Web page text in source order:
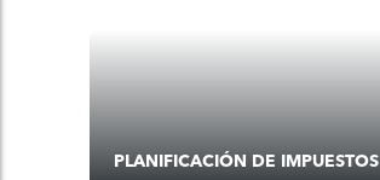
PLANIFICACIÓN DE IMPUESTOS